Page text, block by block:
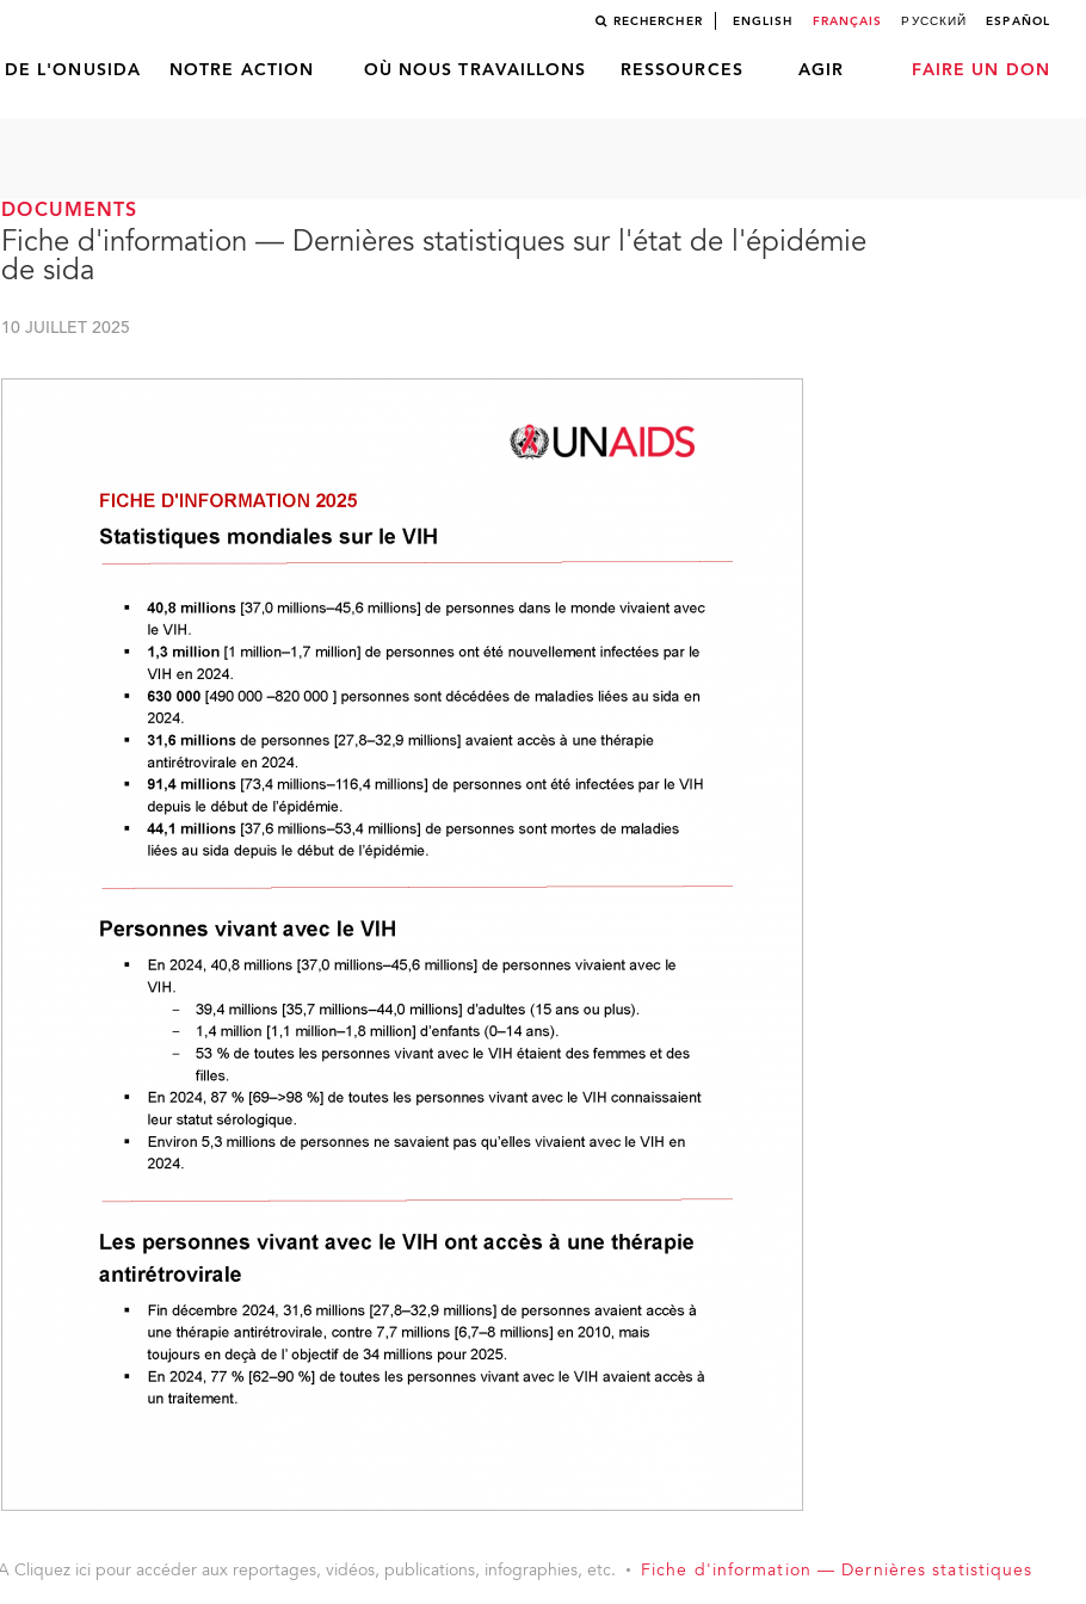
RECHERCHER ENGLISH FRANÇAIS РУССКИЙ ESPAÑOL
DE L'ONUSIDA NOTRE ACTION OÙ NOUS TRAVAILLONS RESSOURCES AGIR FAIRE UN DON
DOCUMENTS
Fiche d'information — Dernières statistiques sur l'état de l'épidémie
de sida
10 JUILLET 2025
Cliquez ici pour accéder aux reportages, vidéos, publications, infographies, etc.
Fiche d'information — Dernières statistiques